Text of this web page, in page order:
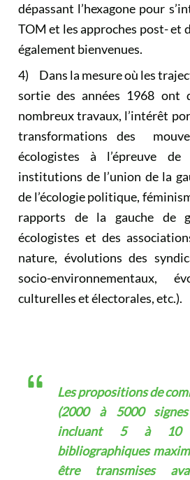
dépassant l’hexagone pour
TOM et les approches post- et
également bienvenues.
4) Dans la mesure où les
sortie des années 1968 ont
nombreux travaux, l’intérêt
transformations des
écologistes à l’épreuve de
institutions de l’union de la
de l’écologie politique,
rapports de la gauche de
écologistes et des
nature, évolutions des
socio-environnementaux,
culturelles et électorales, etc.).
Les propositions de
(2000 à 5000
incluant 5 à 10
bibliographiques
être transmises